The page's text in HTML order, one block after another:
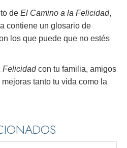
de El Camino a la Felicidad,
contiene un glosario de
los que puede que no estés
Felicidadcon tu familia, amigos
tanto tu vida como la